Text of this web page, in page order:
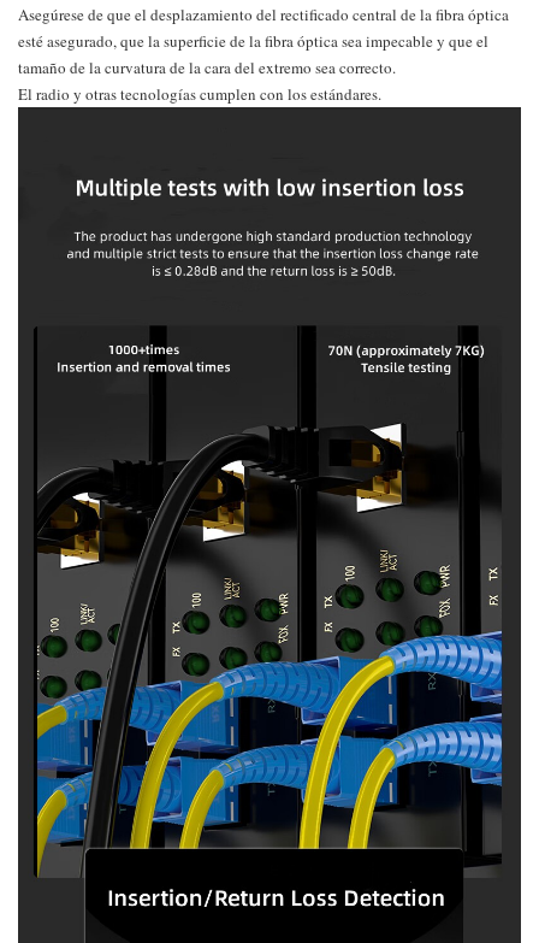
Asegúrese de que el desplazamiento del rectificado central de la fibra óptica
esté asegurado, que la superficie de la fibra óptica sea impecable y que el
tamaño de la curvatura de la cara del extremo sea correcto.
El radio y otras tecnologías cumplen con los estándares.